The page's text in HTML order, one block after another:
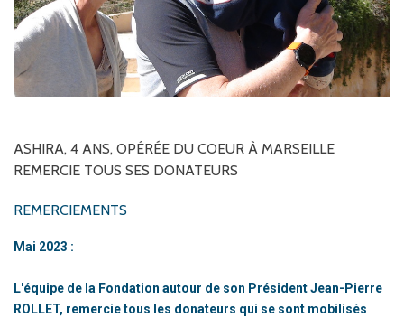
ASHIRA, 4 ANS, OPÉRÉE DU COEUR À MARSEILLE
REMERCIE TOUS SES DONATEURS
REMERCIEMENTS
Mai 2023 :
L'équipe de la Fondation autour de son Président Jean-Pierre
ROLLET, remercie tous les donateurs qui se sont mobilisés